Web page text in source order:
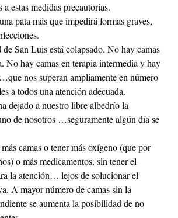
a estas medidas precautorias.
pata más que impedirá formas graves,
de San Luis está colapsado. No hay camas
No hay camas en terapia intermedia y hay
nos superan ampliamente en número
a todos una atención adecuada.
dejado a nuestro libre albedrío la
de nosotros …seguramente algún día se
camas o tener más oxígeno (que por
o más medicamentos, sin tener el
la atención… lejos de solucionar el
A mayor número de camas sin la
se aumenta la posibilidad de no